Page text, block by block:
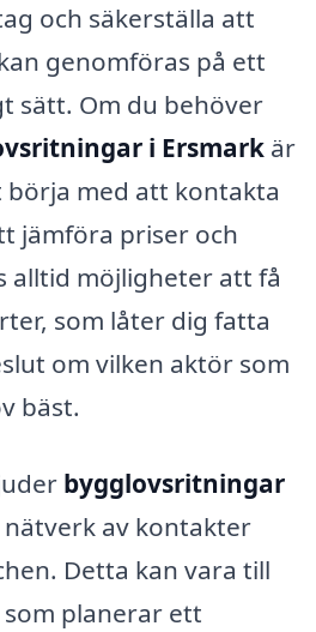
och säkerställa att
genomföras på ett
sätt. Om du behöver
i Ersmark är
med att kontakta
jämföra priser och
alltid möjligheter att få
som låter dig fatta
om vilken aktör som
bäst.
bygglovsritningar
av kontakter
Detta kan vara till
planerar ett